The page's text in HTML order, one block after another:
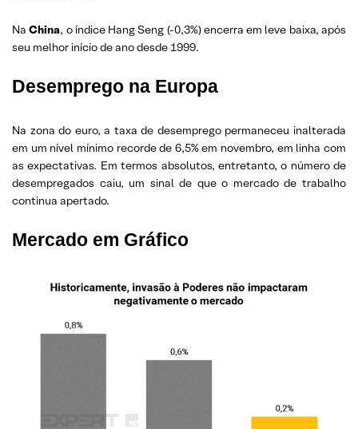
NaChina, o índice Hang Seng (-0,3%) encerra em leve baixa, após
seu melhor início de ano desde 1999.
Desemprego na Europa
Na zona do euro, a taxa de desemprego permaneceu inalterada
em um nível mínimo recorde de 6,5% em novembro, em linha com
as expectativas. Em termos absolutos, entretanto, o número de
desempregados caiu, um sinal de que o mercado de trabalho
continua apertado.
Mercado em Gráfico